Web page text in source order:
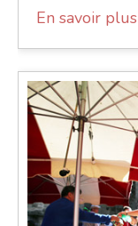
En savoir plus